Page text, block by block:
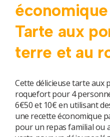
Tarte aux
terre et au
Cette délicieuse tarte aux
roquefort pour 4
6€50 et 10€ en utilisant
une recette économique
pour un repas familial ou